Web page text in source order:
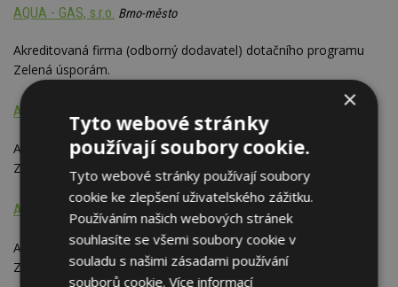
AQUA - GAS, s.r.o. Brno-město
Akreditovaná firma (odborný dodavatel) dotačního programu
Zelená úsporám.
ARADO, a.s.
Akreditovaná firma (odborný dodavatel) dotačního programu
Zelená úsporám.
Area Zlín spol. s r.o. Zlín
Akreditovaná firma (odborný dodavatel) dotačního programu
Zelená úsporám.
×
Tyto webové stránky
používají soubory cookie.
Tyto webové stránky používají soubory
cookie ke zlepšení uživatelského zážitku.
Používáním našich webových stránek
souhlasíte se všemi soubory cookie v
souladu s našimi zásadami používání
souborů cookie.Více informací